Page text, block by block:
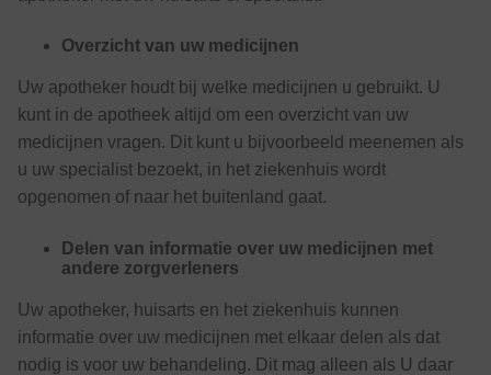
Overzicht van uw medicijnen
Uw apotheker houdt bij welke medicijnen u gebruikt. U
kunt in de apotheek altijd om een overzicht van uw
medicijnen vragen. Dit kunt u bijvoorbeeld meenemen als
u uw specialist bezoekt, in het ziekenhuis wordt
opgenomen of naar het buitenland gaat.
Delen van informatie over uw medicijnen met
andere zorgverleners
Uw apotheker, huisarts en het ziekenhuis kunnen
informatie over uw medicijnen met elkaar delen als dat
nodig is voor uw behandeling. Dit mag alleen als U daar